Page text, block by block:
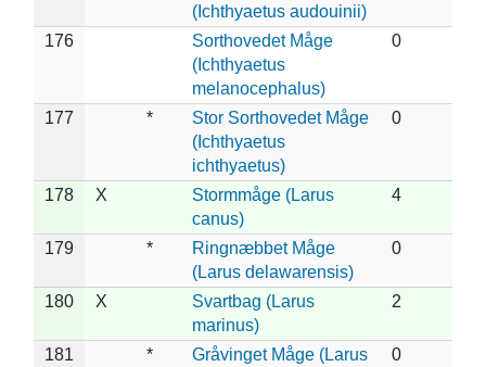
(Ichthyaetus audouinii)
176
Sorthovedet Måge
(Ichthyaetus
melanocephalus)
0
177 *
Stor Sorthovedet Måge
(Ichthyaetus
ichthyaetus)
0
178 X
Stormmåge (Larus
canus)
4
179 *
Ringnæbbet Måge
(Larus delawarensis)
0
180 X
Svartbag (Larus
marinus)
2
181 *
Gråvinget Måge (Larus
0